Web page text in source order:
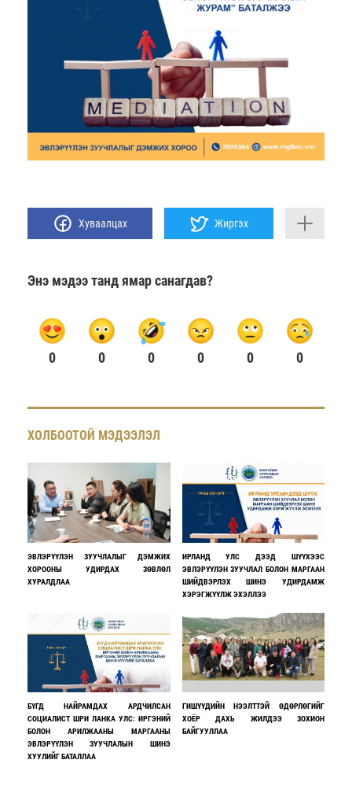
Хуваалцах Жиргэх
Энэ мэдээ танд ямар санагдав?
0 0 0 0 0 0
ХОЛБООТОЙ МЭДЭЭЛЭЛ
ЭВЛЭРҮҮЛЭН ЗУУЧЛАЛЫГ ДЭМЖИХ
ХОРООНЫ УДИРДАХ ЗӨВЛӨЛ
ХУРАЛДЛАА
ИРЛАНД УЛС ДЭЭД ШҮҮХЭЭС
ЭВЛЭРҮҮЛЭН ЗУУЧЛАЛ БОЛОН МАРГААН
ШИЙДВЭРЛЭХ ШИНЭ УДИРДАМЖ
ХЭРЭГЖҮҮЛЖ ЭХЭЛЛЭЭ
БҮГД НАЙРАМДАХ АРДЧИЛСАН
СОЦИАЛИСТ ШРИ ЛАНКА УЛС: ИРГЭНИЙ
БОЛОН АРИЛЖААНЫ МАРГААНЫ
ЭВЛЭРҮҮЛЭН ЗУУЧЛАЛЫН ШИНЭ
ХУУЛИЙГ БАТАЛЛАА
ГИШҮҮДИЙН НЭЭЛТТЭЙ ӨДӨРЛӨГИЙГ
ХОЁР ДАХЬ ЖИЛДЭЭ ЗОХИОН
БАЙГУУЛЛАА